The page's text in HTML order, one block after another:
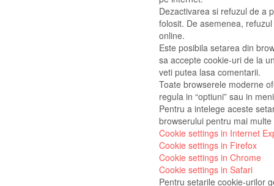
Dezactivarea si refuzul de a
folosit. De asemenea,
online.
Este posibila setarea din
sa accepte cookie-uri de la
veti putea lasa comentarii.
Toate browserele moderne
regula in “optiuni” sau in
Pentru a intelege aceste
browserului pentru mai multe
Cookie settings in Internet
Cookie settings in Firefox
Cookie settings in Chrome
Cookie settings in Safari
Pentru setarile cookie-urilor